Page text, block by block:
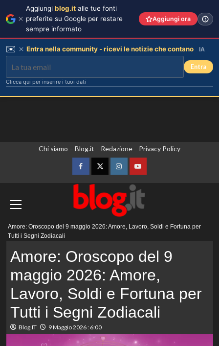
Chi siamo – Blog.it Redazione Privacy Policy
FacebookTwitterInstagramYouTube
principale
Amore: Oroscopo del 9 maggio 2026: Amore, Lavoro, Soldi e Fortuna per
Tutti i Segni Zodiacali
Amore: Oroscopo del 9
maggio 2026: Amore,
Lavoro, Soldi e Fortuna per
Tutti i Segni Zodiacali
Blog.IT 9 Maggio 2026 : 6:00
Aggiungi blog.it alle tue fonti
preferite su Google per restare
sempre informato
Aggiungi ora
✉️ Entra nella community - ricevi le notizie che contano IA
Entra
Clicca qui per inserire i tuoi dati